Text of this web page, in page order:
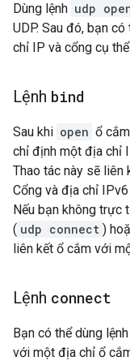
Dùng lệnh udp
UDP. Sau đó, bạn
chỉ IP và cổng cụ thể.
Lệnh bind
Sau khi open ổ
chỉ định một địa chỉ
Thao tác này sẽ liên
Cổng và địa chỉ
Nếu bạn không trực
( udp connect )
liên kết ổ cắm với
Lệnh connect
Bạn có thể dùng lệnh
với một địa chỉ ổ